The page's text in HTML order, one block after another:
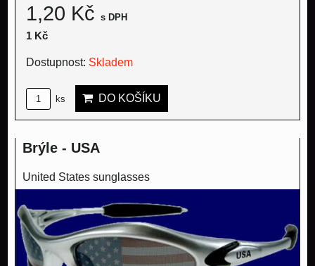
1,20 Kč s DPH
1 Kč
Dostupnost: Skladem
ks DO KOŠÍKU
Brýle - USA
United States sunglasses